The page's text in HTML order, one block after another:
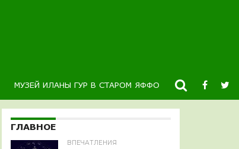
МУЗЕЙ ИЛАНЫ ГУР В СТАРОМ ЯФФО НОВОСТИ
ГЛАВНОЕ
ВПЕЧАТЛЕНИЯ